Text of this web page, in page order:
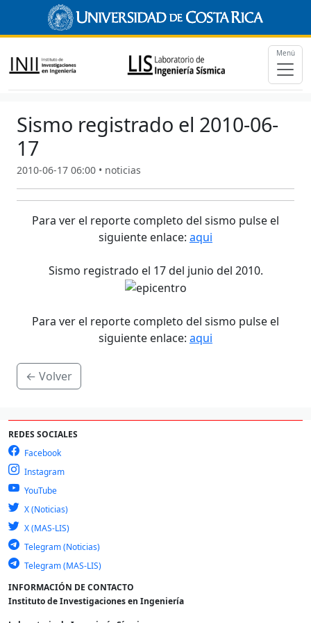
Menú
Sismo registrado el 2010-06-
17
2010-06-17 06:00 • noticias
Para ver el reporte completo del sismo pulse el
siguiente enlace: aqui
Sismo registrado el 17 del junio del 2010.
Para ver el reporte completo del sismo pulse el
siguiente enlace: aqui
← Volver
REDES SOCIALES
Facebook
Instagram
YouTube
X (Noticias)
X (MAS-LIS)
Telegram (Noticias)
Telegram (MAS-LIS)
INFORMACIÓN DE CONTACTO
Instituto de Investigaciones en Ingeniería